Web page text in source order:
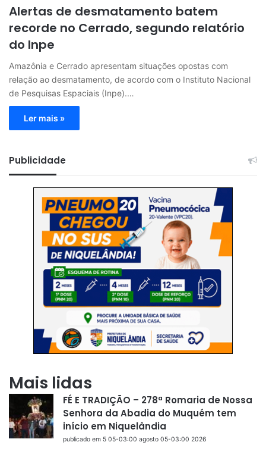
Alertas de desmatamento batem
recorde no Cerrado, segundo relatório
do Inpe
Amazônia e Cerrado apresentam situações opostas com
relação ao desmatamento, de acordo com o Instituto Nacional
de Pesquisas Espaciais (Inpe).…
Ler mais »
Publicidade
Mais lidas
FÉ E TRADIÇÃO – 278ª Romaria de Nossa
Senhora da Abadia do Muquém tem
início em Niquelândia
publicado em 5 05-03:00 agosto 05-03:00 2026